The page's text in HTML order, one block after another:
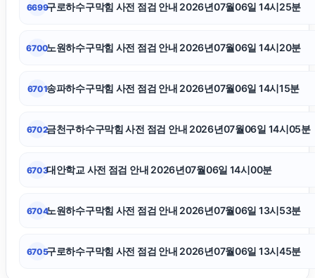
신용카드현금화
은평하수구막힘
인스타그램 팔로워 늘리기
6699구로하수구막힘 사전 점검 안내 2026년07월06일 14시25분
6700노원하수구막힘 사전 점검 안내 2026년07월06일 14시20분
6701송파하수구막힘 사전 점검 안내 2026년07월06일 14시15분
6702금천구하수구막힘 사전 점검 안내 2026년07월06일 14시05분
6703대안학교 사전 점검 안내 2026년07월06일 14시00분
6704노원하수구막힘 사전 점검 안내 2026년07월06일 13시53분
6705구로하수구막힘 사전 점검 안내 2026년07월06일 13시45분